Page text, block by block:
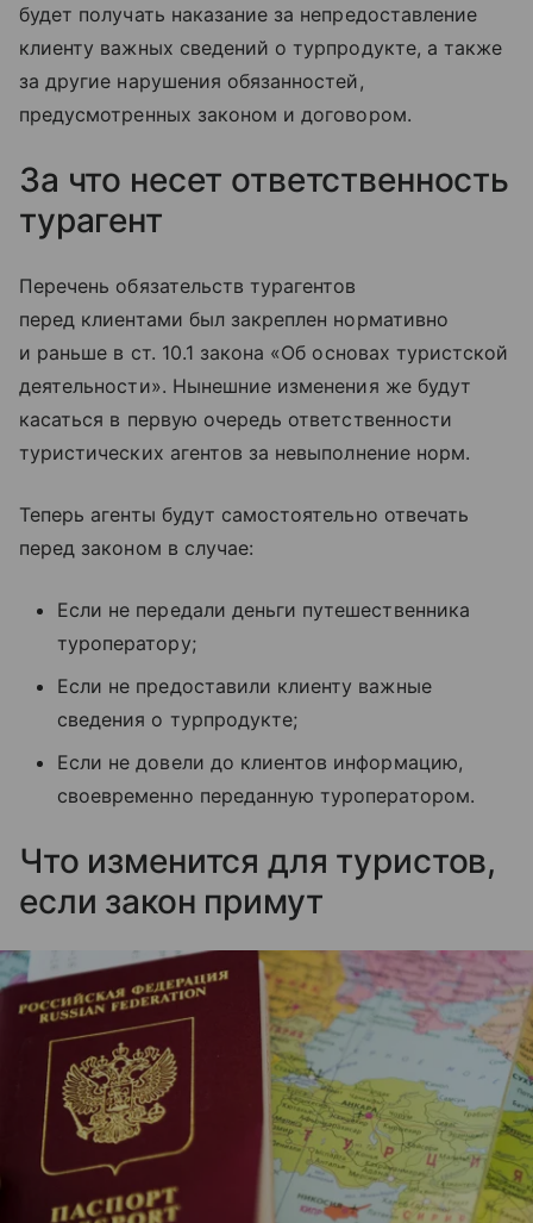
будет получать наказание за непредоставление
клиенту важных сведений о турпродукте, а также
за другие нарушения обязанностей,
предусмотренных законом и договором.
За что несет ответственность
турагент
Перечень обязательств турагентов
перед клиентами был закреплен нормативно
и раньше в ст. 10.1 закона «Об основах туристской
деятельности». Нынешние изменения же будут
касаться в первую очередь ответственности
туристических агентов за невыполнение норм.
Теперь агенты будут самостоятельно отвечать
перед законом в случае:
Если не передали деньги путешественника
туроператору;
Если не предоставили клиенту важные
сведения о турпродукте;
Если не довели до клиентов информацию,
своевременно переданную туроператором.
Что изменится для туристов,
если закон примут